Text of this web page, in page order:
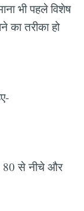
भी पहले विशेष
का तरीका हो
80 से नीचे और